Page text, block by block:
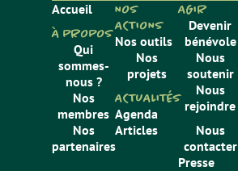
Accueil
À PROPOS
Qui
sommes-
nous ?
Nos
membres
Nos
partenaires
NOS
ACTIONS
Nos outils
Nos
projets
ACTUALITÉS
Agenda
Articles
AGIR
Devenir
bénévole
Nous
soutenir
Nous
rejoindre
Nous
contacter
Presse